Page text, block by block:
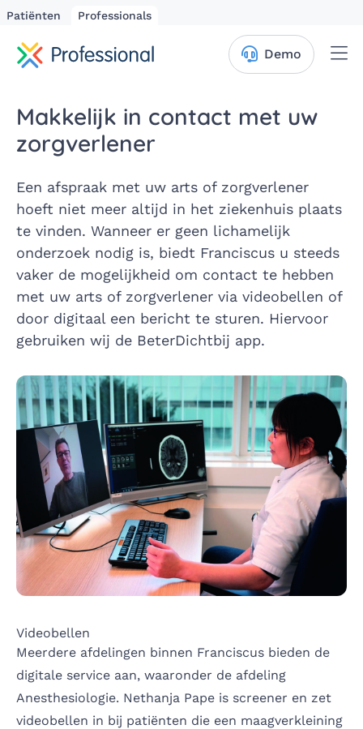
Patiënten Professionals
Demo
Makkelijk in contact met uw
zorgverlener
Een afspraak met uw arts of zorgverlener
hoeft niet meer altijd in het ziekenhuis plaats
te vinden. Wanneer er geen lichamelijk
onderzoek nodig is, biedt Franciscus u steeds
vaker de mogelijkheid om contact te hebben
met uw arts of zorgverlener via videobellen of
door digitaal een bericht te sturen. Hiervoor
gebruiken wij de BeterDichtbij app.
Videobellen
Meerdere afdelingen binnen Franciscus bieden de
digitale service aan, waaronder de afdeling
Anesthesiologie. Nethanja Pape is screener en zet
videobellen in bij patiënten die een maagverkleining